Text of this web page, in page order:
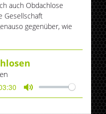
auch Obdachlose
Gesellschaft
gegenüber, wie
Mute